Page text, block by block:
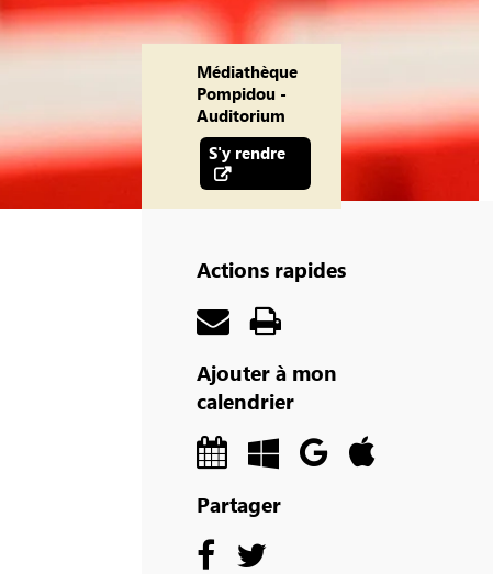
Médiathèque
Pompidou -
Auditorium
S'y rendre
Actions rapides
Ajouter à mon
calendrier
Partager